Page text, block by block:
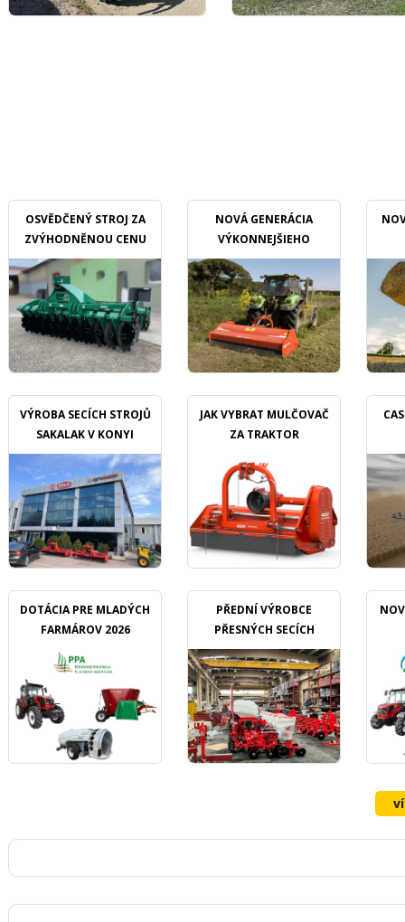
OSVĚDČENÝ STROJ ZA
ZVÝHODNĚNOU CENU
NOVÁ GENERÁCIA
VÝKONNEJŠIEHO
MULČOVAČU
VÝROBA SECÍCH STROJŮ
SAKALAK V KONYI
JAK VYBRAT MULČOVAČ
ZA TRAKTOR
DOTÁCIA PRE MLADÝCH
FARMÁROV 2026
PŘEDNÍ VÝROBCE
PŘESNÝCH SECÍCH
STROJŮ OZDOKEN